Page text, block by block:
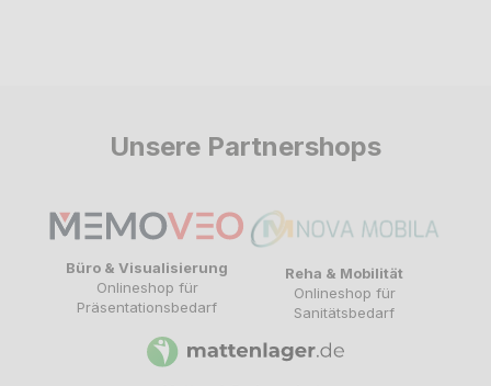
Unsere Partnershops
Büro & Visualisierung
Onlineshop für
Präsentationsbedarf
Reha & Mobilität
Onlineshop für
Sanitätsbedarf